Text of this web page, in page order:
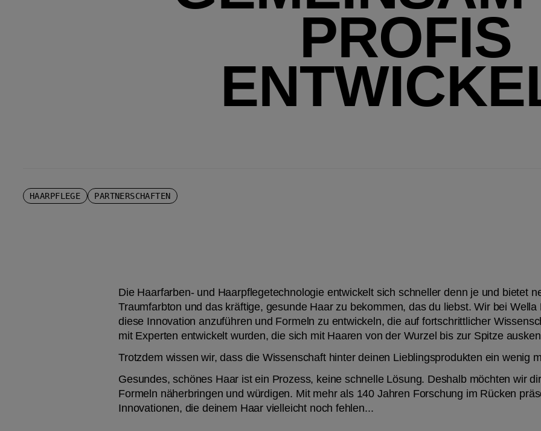
PROFIS
HAARPFLEGE PARTNERSCHAFTEN
Die Haarfarben- und Haarpflegetechnologie entwickelt sich schneller denn je und bietet
Traumfarbton und das kräftige, gesunde Haar zu bekommen, das du liebst. Wir bei
diese Innovation anzuführen und Formeln zu entwickeln, die auf fortschrittlicher
mit Experten entwickelt wurden, die sich mit Haaren von der Wurzel bis zur Spitze
Trotzdem wissen wir, dass die Wissenschaft hinter deinen Lieblingsprodukten ein wenig
Gesundes, schönes Haar ist ein Prozess, keine schnelle Lösung. Deshalb möchten wir
Formeln näherbringen und würdigen. Mit mehr als 140 Jahren Forschung im Rücken
Innovationen, die deinem Haar vielleicht noch fehlen...